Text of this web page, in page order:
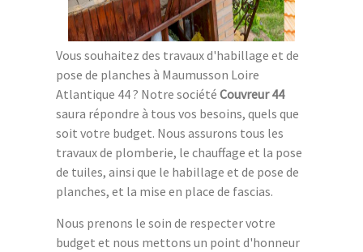
Vous souhaitez des travaux d'habillage et de
pose de planches à Maumusson Loire
Atlantique 44 ? Notre société Couvreur 44
saura répondre à tous vos besoins, quels que
soit votre budget. Nous assurons tous les
travaux de plomberie, le chauffage et la pose
de tuiles, ainsi que le habillage et de pose de
planches, et la mise en place de fascias.
Nous prenons le soin de respecter votre
budget et nous mettons un point d'honneur